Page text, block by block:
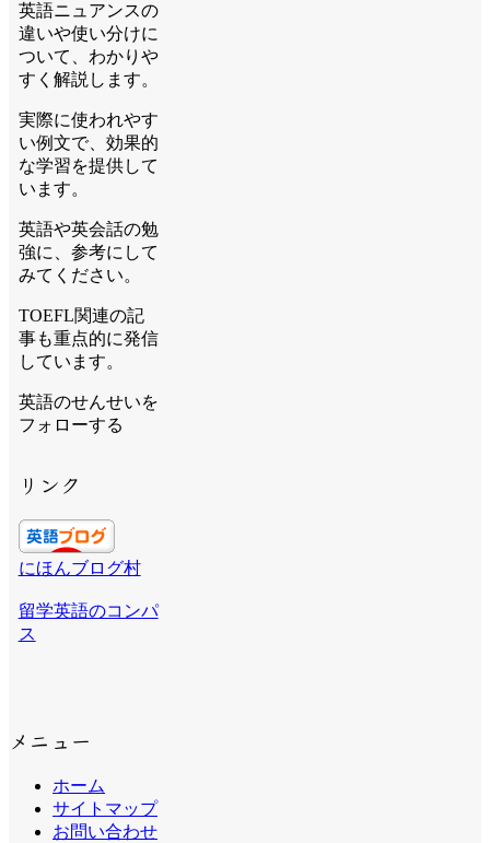
英語ニュアンスの
違いや使い分けに
ついて、わかりや
すく解説します。
実際に使われやす
い例文で、効果的
な学習を提供して
います。
英語や英会話の勉
強に、参考にして
みてください。
TOEFL関連の記
事も重点的に発信
しています。
英語のせんせいを
フォローする
リンク
にほんブログ村
留学英語のコンパ
ス
メニュー
ホーム
サイトマップ
お問い合わせ